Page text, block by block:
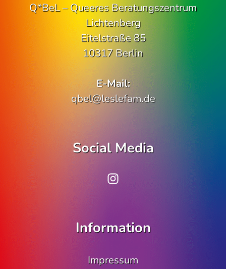
Q*BeL – Queeres Beratungszentrum
Lichtenberg
Eitelstraße 85
10317 Berlin
E-Mail:
qbel@leslefam.de
Social Media
Information
Impressum